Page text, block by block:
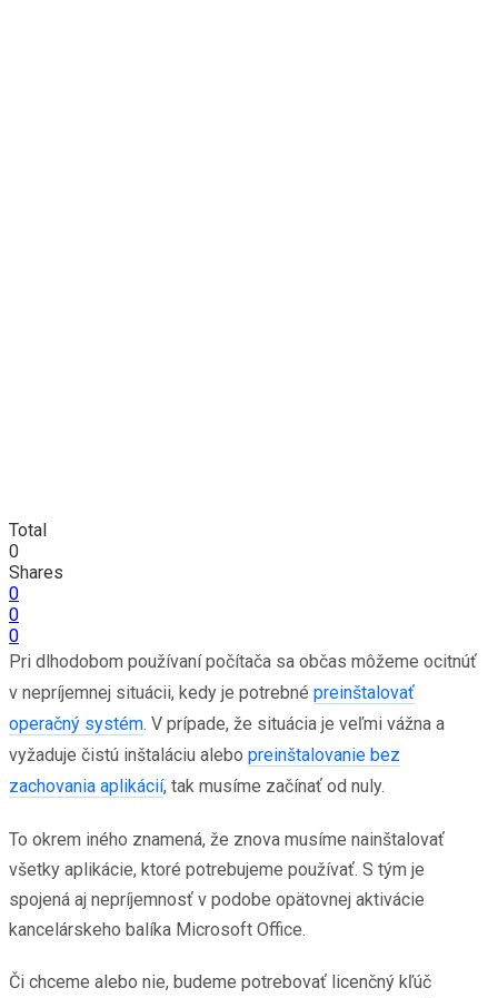
Total
0
Shares
0
0
0
Pri dlhodobom používaní počítača sa občas môžeme ocitnúť
v nepríjemnej situácii, kedy je potrebné preinštalovať
operačný systém. V prípade, že situácia je veľmi vážna a
vyžaduje čistú inštaláciu alebo preinštalovanie bez
zachovania aplikácií, tak musíme začínať od nuly.
To okrem iného znamená, že znova musíme nainštalovať
všetky aplikácie, ktoré potrebujeme používať. S tým je
spojená aj nepríjemnosť v podobe opätovnej aktivácie
kancelárskeho balíka Microsoft Office.
Či chceme alebo nie, budeme potrebovať licenčný kľúč